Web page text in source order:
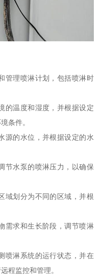
管理喷淋计划，包括喷淋时
的温度和湿度，并根据设定
条件。
源的水位，并根据设定的水
节水泵的喷淋压力，以确保
域划分为不同的区域，并根
需求和生长阶段，调节喷淋
喷淋系统的运行状态，并在
程监控和管理。